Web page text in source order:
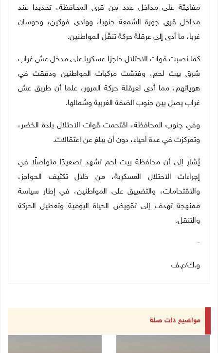
مفاجئة على مداخل عدد من قرى المحافظة، تحديدا عند
مداخل قرى جورة الشمعة جنوبا، ووادي فوكين، وحوسان
غربا، ما أدى إلى عرقلة حركة تنقّل المواطنين.
كما نصبت قوات الاحتلال حاجزا عسكريا على مدخل عش غراب
شرق بيت لحم، وفتشت مركبات المواطنين ودققت في
هوياتهم، مما أدى لعرقلة حركة المرور، علما أن طريق عش
غراب يصل بين جنوب الضفة الغربية وشمالها.
وفي جنوب المحافظة، اقتحمت قوات الاحتلال بلدة الخضر،
وتمركزت في عدة أحياء، دون أن يبلغ عن اعتقالات.
يُشار إلى أن محافظة بيت لحم تشهد تصعيدًا متواصلًا في
إجراءات الاحتلال العسكرية، من خلال تكثيف الحواجز،
والاقتحامات، والتضييق على المواطنين، في إطار سياسة
ممنهجة تهدف إلى تقويض الحياة اليومية وتعطيل الحركة
والتنقل.
-
و.ك/ع.ف
مواضيع ذات صلة